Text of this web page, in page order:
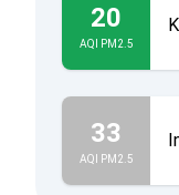
20
AQI PM2.5
33
AQI PM2.5